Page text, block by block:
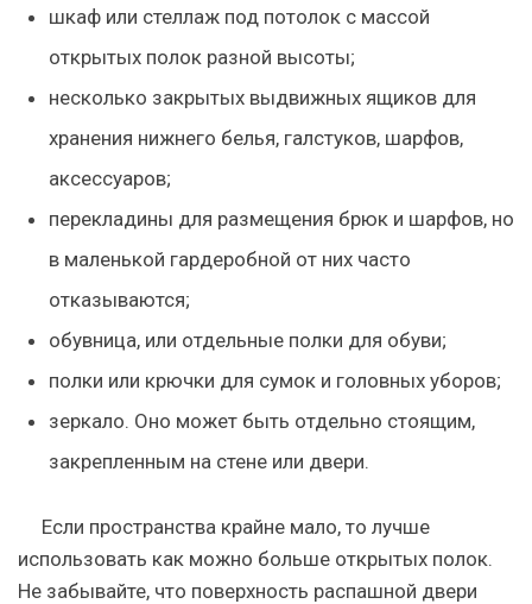
шкаф или стеллаж под потолок с массой
открытых полок разной высоты;
несколько закрытых выдвижных ящиковдля
хранения нижнего белья, галстуков, шарфов,
аксессуаров;
перекладины для размещения брюк и шарфов, но
в маленькой гардеробной от них часто
отказываются;
обувница, или отдельные полки для обуви;
полки или крючки для сумок и головных уборов;
зеркало. Оно может быть отдельно стоящим,
закрепленным на стене или двери.
Если пространства крайне мало, то лучше
использовать как можно больше открытых полок.
Не забывайте, что поверхность распашной двери